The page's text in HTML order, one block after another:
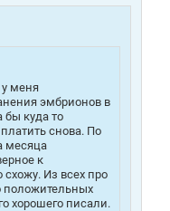
меня
эмбрионов в
бы куда то
снова. По
месяца
к
Из всех про
положительных
хорошего писали.